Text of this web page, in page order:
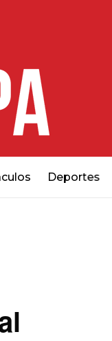
Deportes